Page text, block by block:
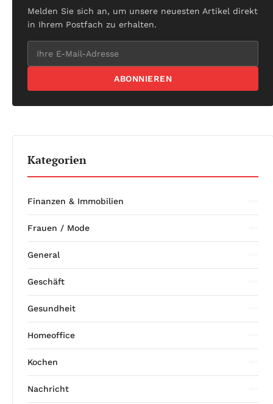
Melden Sie sich an, um unsere neuesten Artikel direkt
in Ihrem Postfach zu erhalten.
ABONNIEREN
Kategorien
Finanzen & Immobilien
Frauen / Mode
General
Geschäft
Gesundheit
Homeoffice
Kochen
Nachricht